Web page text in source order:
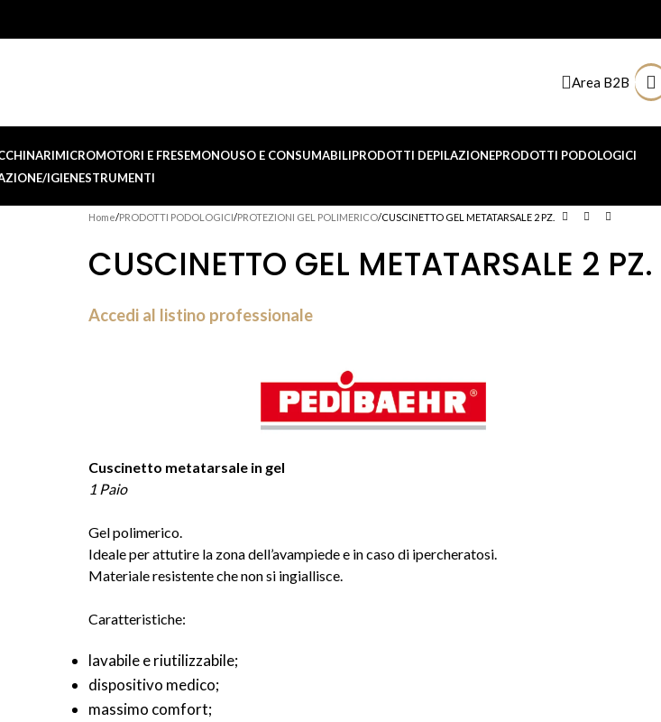
Area B2B
MICROMOTORI E FRESEMONOUSO E CONSUMABILIPRODOTTI DEPILAZIONEPRODOTTI PODOLOGICI
IGIENESTRUMENTI
Home PRODOTTI PODOLOGICI PROTEZIONI GEL POLIMERICO CUSCINETTO GEL METATARSALE 2 PZ.
CUSCINETTO GEL METATARSALE 2 PZ.
Accedi al listino professionale
Cuscinetto metatarsale in gel
1 Paio
Gel polimerico.
Ideale per attutire la zona dell’avampiede e in caso di ipercheratosi.
Materiale resistente che non si ingiallisce.
Caratteristiche:
lavabile e riutilizzabile;
dispositivo medico;
massimo comfort;